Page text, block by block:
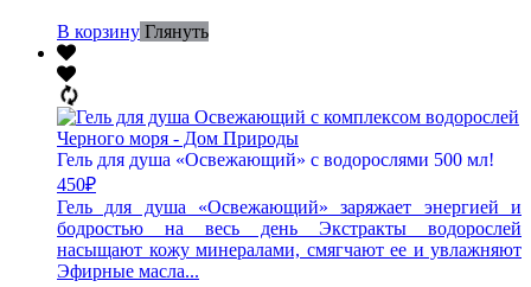
В корзину Глянуть
Гель для душа «Освежающий» с водорослями 500 мл!
450₽
Гель для душа «Освежающий» заряжает энергией и
бодростью на весь день Экстракты водорослей
насыщают кожу минералами, смягчают ее и увлажняют
Эфирные масла...